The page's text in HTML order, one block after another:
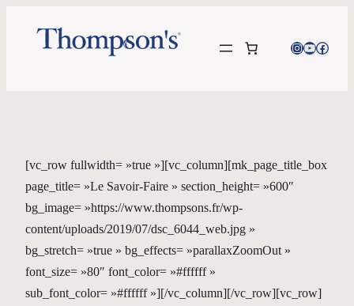
Instagram
YouTube
[vc_row fullwidth= »true »][vc_column][mk_page_title_box
page_title= »Le Savoir-Faire » section_height= »600″
bg_image= »https://www.thompsons.fr/wp-
content/uploads/2019/07/dsc_6044_web.jpg »
bg_stretch= »true » bg_effects= »parallaxZoomOut »
font_size= »80″ font_color= »#ffffff »
sub_font_color= »#ffffff »][/vc_column][/vc_row][vc_row]